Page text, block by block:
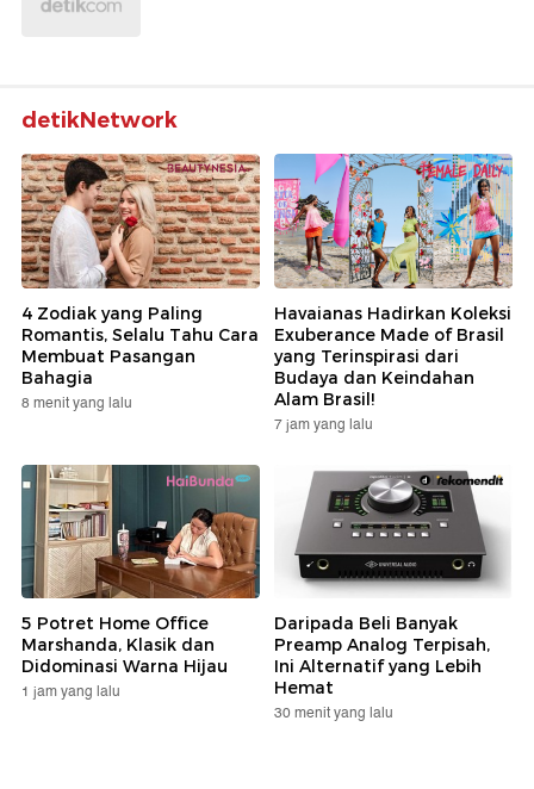
detikNetwork
4 Zodiak yang Paling
Romantis, Selalu Tahu Cara
Membuat Pasangan
Bahagia
8 menit yang lalu
Havaianas Hadirkan Koleksi
Exuberance Made of Brasil
yang Terinspirasi dari
Budaya dan Keindahan
Alam Brasil!
7 jam yang lalu
5 Potret Home Office
Marshanda, Klasik dan
Didominasi Warna Hijau
1 jam yang lalu
Daripada Beli Banyak
Preamp Analog Terpisah,
Ini Alternatif yang Lebih
Hemat
30 menit yang lalu